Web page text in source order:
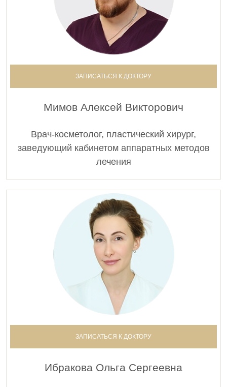
ЗАПИСАТЬСЯ К ДОКТОРУ
Мимов Алексей Викторович
Врач-косметолог, пластический хирург,
заведующий кабинетом аппаратных методов
лечения
ЗАПИСАТЬСЯ К ДОКТОРУ
Ибракова Ольга Сергеевна